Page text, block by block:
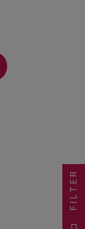
FILTER